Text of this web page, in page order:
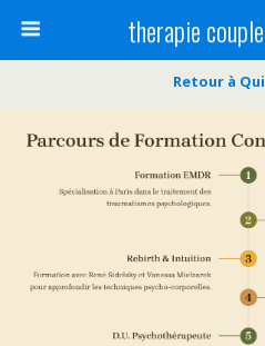
therapie
Retour à